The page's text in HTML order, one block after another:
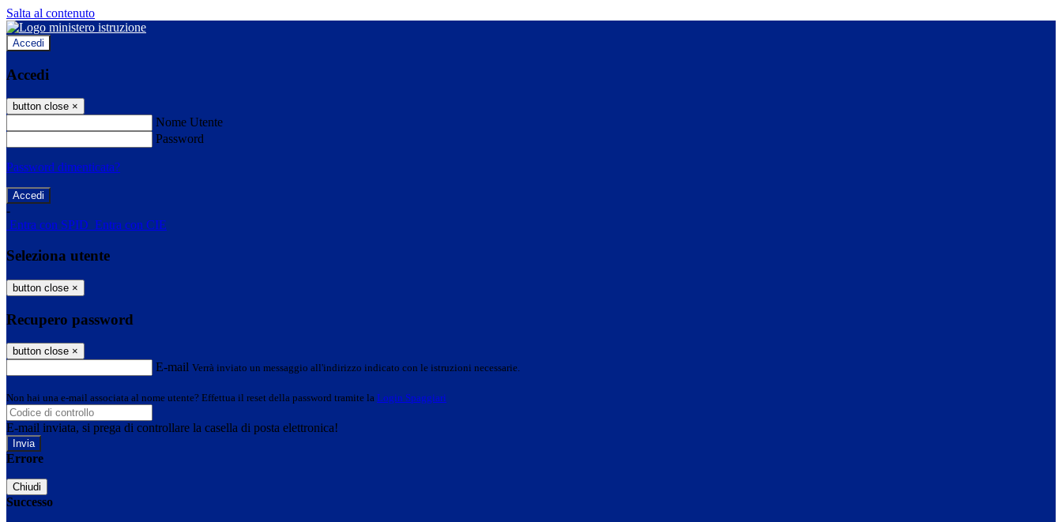
Salta al contenuto
Accedi
Accedi
button close ×
Nome Utente
Password
Password dimenticata?
-
Entra con SPID Entra con CIE
Seleziona utente
button close ×
Recupero password
button close ×
E-mail Verrà inviato un messaggio all'indirizzo indicato con le istruzioni necessarie.
Non hai una e-mail associata al nome utente? Effettua il reset della password tramite la Login Spaggiari
E-mail inviata, si prega di controllare la casella di posta elettronica!
Errore
Chiudi
Successo